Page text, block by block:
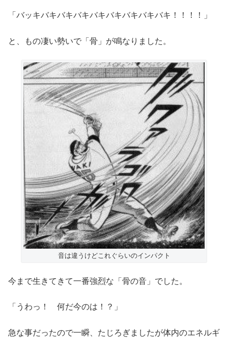
「バッキバキバキバキバキバキバキバキバキ！！！！」
と、もの凄い勢いで「骨」が鳴なりました。
音は違うけどこれぐらいのインパクト
今まで生きてきて一番強烈な「骨の音」でした。
「うわっ！ 何だ今のは！？」
急な事だったので一瞬、たじろぎましたが体内のエネルギ